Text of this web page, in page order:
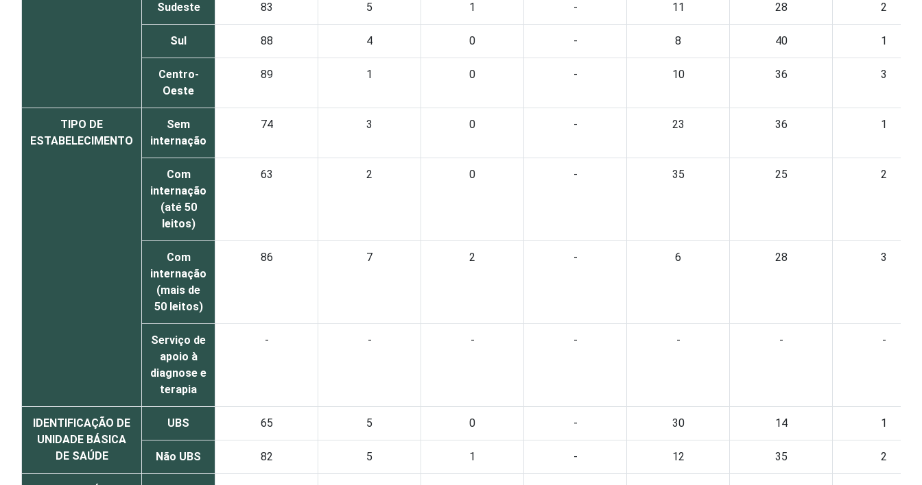
Sudeste 83 5 1 - 11 28 2
Sul 88 4 0 - 8 40 1
Centro-
Oeste
89 1 0 - 10 36 3
TIPO DE
ESTABELECIMENTO
Sem
internação
74 3 0 - 23 36 1
Com
internação
(até 50
leitos)
63 2 0 - 35 25 2
Com
internação
(mais de
50 leitos)
86 7 2 - 6 28 3
Serviço de
apoio à
diagnose e
terapia
- - - - - - -
IDENTIFICAÇÃO DE
UNIDADE BÁSICA
DE SAÚDE
UBS 65 5 0 - 30 14 1
Não UBS 82 5 1 - 12 35 2